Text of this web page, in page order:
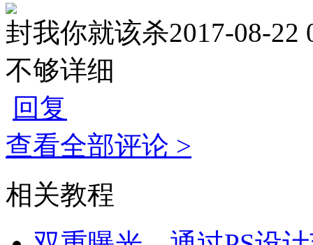
封我你就该杀2017-08-22
不够详细
回复
查看全部评论 >
相关教程